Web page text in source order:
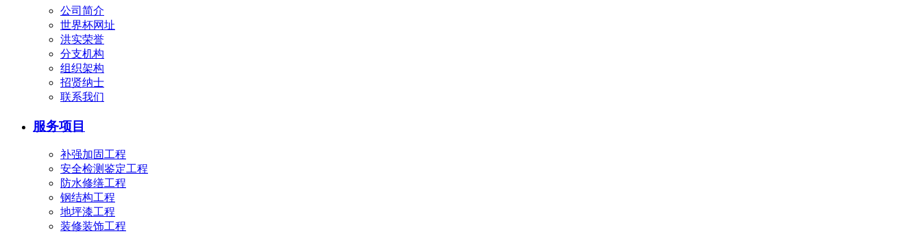
公司简介
世界杯网址
洪实荣誉
分支机构
组织架构
招贤纳士
联系我们
服务项目
补强加固工程
安全检测鉴定工程
防水修缮工程
钢结构工程
地坪漆工程
装修装饰工程